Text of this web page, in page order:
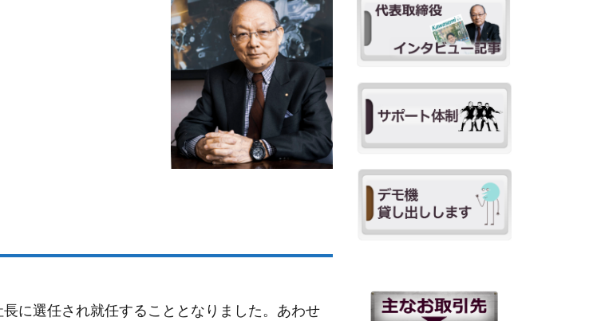
に選任され就任することとなりました。あわせ